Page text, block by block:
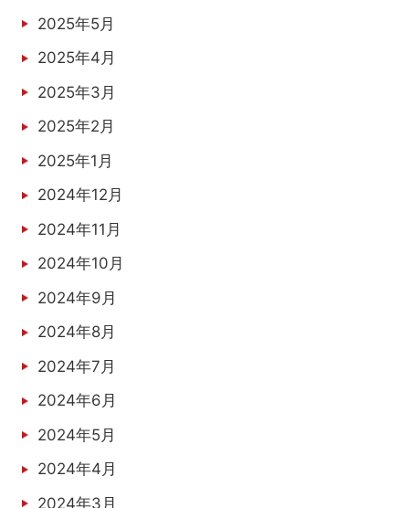
2025年5月
2025年4月
2025年3月
2025年2月
2025年1月
2024年12月
2024年11月
2024年10月
2024年9月
2024年8月
2024年7月
2024年6月
2024年5月
2024年4月
2024年3月